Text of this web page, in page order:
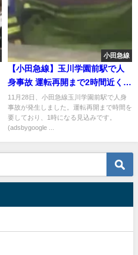
小田急線
【小田急線】玉川学園前駅で人
身事故 運転再開まで2時間近くか
かり深夜1時の予定
11月28日、小田急線玉川学園前駅で人身
事故が発生しました。運転再開まで時間を
要しており、1時になる見込みです。
(adsbygoogle ...